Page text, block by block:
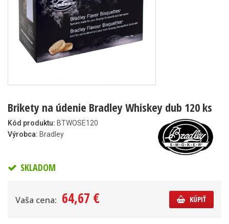
Brikety na údenie Bradley Whiskey dub 120 ks
Kód produktu: BTWOSE120
Výrobca: Bradley
SKLADOM
Vaša cena: 64,67 € KÚPIŤ